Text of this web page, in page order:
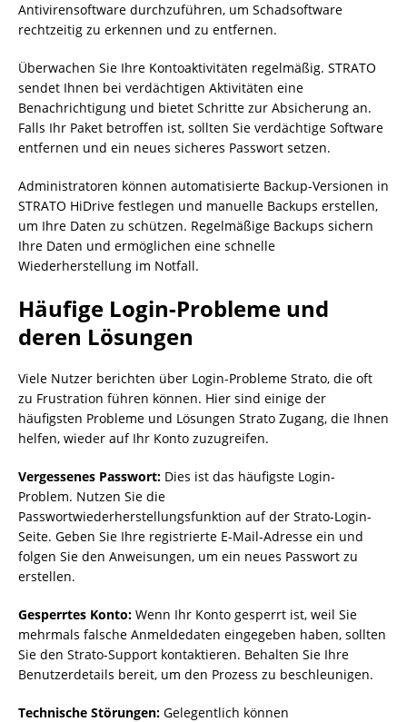
Antivirensoftware durchzuführen, um Schadsoftware
rechtzeitig zu erkennen und zu entfernen.
Überwachen Sie Ihre Kontoaktivitäten regelmäßig. STRATO
sendet Ihnen bei verdächtigen Aktivitäten eine
Benachrichtigung und bietet Schritte zur Absicherung an.
Falls Ihr Paket betroffen ist, sollten Sie verdächtige Software
entfernen und ein neues sicheres Passwort setzen.
Administratoren können automatisierte Backup-Versionen in
STRATO HiDrive festlegen und manuelle Backups erstellen,
um Ihre Daten zu schützen. Regelmäßige Backups sichern
Ihre Daten und ermöglichen eine schnelle
Wiederherstellung im Notfall.
Häufige Login-Probleme und
deren Lösungen
Viele Nutzer berichten über Login-Probleme Strato, die oft
zu Frustration führen können. Hier sind einige der
häufigsten Probleme und Lösungen Strato Zugang, die Ihnen
helfen, wieder auf Ihr Konto zuzugreifen.
Vergessenes Passwort: Dies ist das häufigste Login-
Problem. Nutzen Sie die
Passwortwiederherstellungsfunktion auf der Strato-Login-
Seite. Geben Sie Ihre registrierte E-Mail-Adresse ein und
folgen Sie den Anweisungen, um ein neues Passwort zu
erstellen.
Gesperrtes Konto: Wenn Ihr Konto gesperrt ist, weil Sie
mehrmals falsche Anmeldedaten eingegeben haben, sollten
Sie den Strato-Support kontaktieren. Behalten Sie Ihre
Benutzerdetails bereit, um den Prozess zu beschleunigen.
Technische Störungen: Gelegentlich können